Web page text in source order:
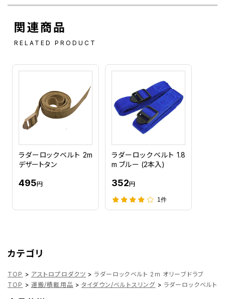
関連商品
RELATED PRODUCT
ラダーロックベルト 2m
デザートタン
495円
ラダーロックベルト 1.8
m ブルー (2本入)
352円
1件
カテゴリ
TOP > アストロプロダクツ > ラダーロックベルト 2m オリーブドラブ
TOP > 運搬/積載用品 > タイダウン/ベルトスリング > ラダーロックベルト